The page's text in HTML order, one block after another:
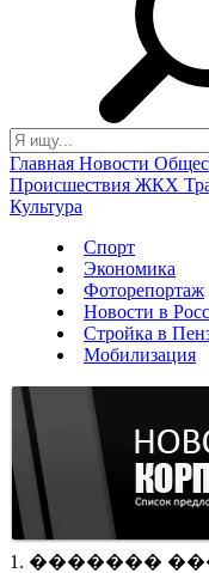
Главная Новости
Происшествия ЖКХ
Культура
Спорт
Экономика
Фоторепортаж
Новости в
Стройка в
Мобилизация
1. �������